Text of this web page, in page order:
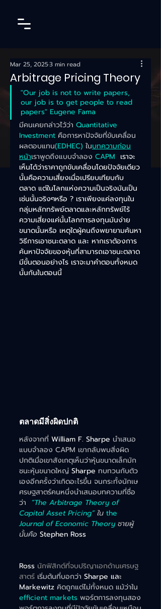
Arbitrage Pricing Theory
Mar 25, 20253 min read
"Our job is not to write papers,
our job is to get people to read
papers" Eugene Fama
มีคนเคยกล่าวไว้ว่า Quantitative
Investment คือการหาปัจจัยที่ขับเคลื่อน
ผลตอบแทน(EDHEC) ในบทความก่อน
หนัาเราพูดถึงแบบจำลอง CAPM เราจะ
เห็นได้ว่าราคาถูกขับเคลื่อนโดยปัจจัยเดียว
นั้นคือความเสี่ยงเมื่อเปรียบเทียบกับ
ตลาด แต่ในโลกแห่งความเป็นจริงมันเป็น
เช่นนั้นจริงๆหรือ ? เราเพียงแค่ลงทุนใน
กลุ่มหลักทรัพย์ตลาดและหลักทรัพย์ไร้
ความเสี่ยงแค่นั้นโลกการลงทุนมันง่าย
ขนาดนั้นหรือ เหตุใดผู้คนถึงพยายามค้นหา
วิธีการเอาชนะตลาด และ หากเราต้องการ
ค้นหาปัจจัยของหุ้นที่สามารถเอาชนะตลาด
มีขั้นตอนอย่างไร เราจะมาคำตอบทั้งหมด
นั้นกันในตอนนี้
ตลาดมีสิ่งผิดปกติ
หลังจากที่ William F. Sharpe นำเสนอ
แบบจำลอง CAPM เขากลับพบสิ่งผิด
ปกติเมื่อเขาสังเกตุเห็นว่าหุ้นขนาดเล็กมัก
ชนะหุ้นขนาดใหญ่ Sharpe ทบทวนกับตัว
เองอีกครั้งว่าเกิดอะไรขึ้น จนกระทั้งนักเษ
ศรษฐสาตร์คนหนึ่งนำเสนอบทความที่ชื่อ
ว่า “The Arbitrage Theory of
Capital Asset Pricing” ใน the
Journal of Economic Theory ชายผู้
นั้นคือ Stephen Ross
Ross นักฟิสิกต์ที่จบปริญาเอกด้านเศรษฐ
สาตร์ เริ่มต้นที่บอกว่า Sharpe และ
Markewitz คิดถูกแต่ไม่ทั้งหมด แม้ว่าใน
efficient markets พอร์ตการลงทุนสอง